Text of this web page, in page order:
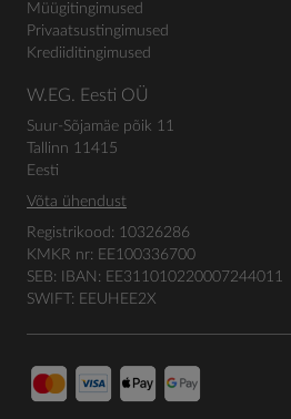
Müügitingimused
Privaatsustingimused
Krediiditingimused
W.EG. Eesti OÜ
Suur-Sõjamäe põik 11
Tallinn 11415
Eesti
Võta ühendust
Registrikood: 10326286
KMKR nr: EE100336700
SEB: IBAN: EE311010220007244011
SWIFT: EEUHEE2X